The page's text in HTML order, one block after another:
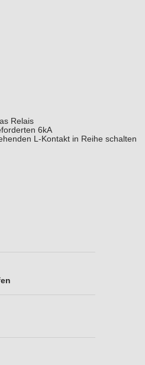
Relais
6kA
L-Kontakt in Reihe schalten